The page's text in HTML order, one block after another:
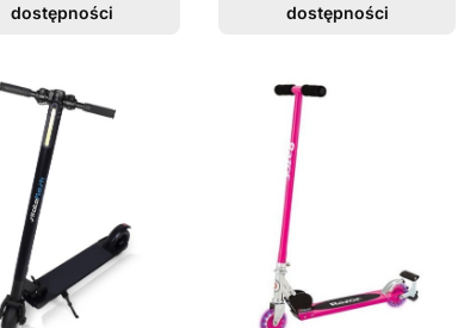
dostępności
dostępności